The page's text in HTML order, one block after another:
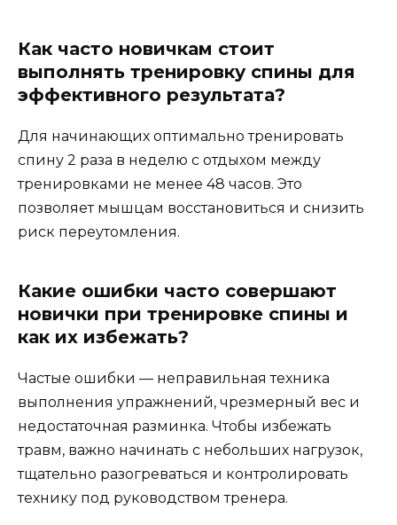
Как часто новичкам стоит
выполнять тренировку спины для
эффективного результата?
Для начинающих оптимально тренировать
спину 2 раза в неделю с отдыхом между
тренировками не менее 48 часов. Это
позволяет мышцам восстановиться и снизить
риск переутомления.
Какие ошибки часто совершают
новички при тренировке спины и
как их избежать?
Частые ошибки — неправильная техника
выполнения упражнений, чрезмерный вес и
недостаточная разминка. Чтобы избежать
травм, важно начинать с небольших нагрузок,
тщательно разогреваться и контролировать
технику под руководством тренера.